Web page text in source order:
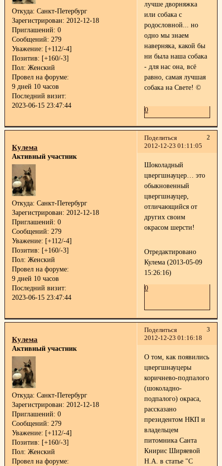
Откуда: Санкт-Петербург
Зарегистрирован: 2012-12-18
Приглашений: 0
Сообщений: 279
Уважение: [+112/-4]
Позитив: [+160/-3]
Пол: Женский
Провел на форуме:
9 дней 10 часов
Последний визит:
2023-06-15 23:47:44
лучше дворняжка
или собака с
родословной... но
одно мы знаем
наверняка, какой бы
ни была наша собака
- для нас она, всё
равно, самая лучшая
собака на Свете! ©
0
Поделиться
2
2012-12-23 01:11:05
Кулема
Активный участник
Откуда: Санкт-Петербург
Зарегистрирован: 2012-12-18
Приглашений: 0
Сообщений: 279
Уважение: [+112/-4]
Позитив: [+160/-3]
Пол: Женский
Провел на форуме:
9 дней 10 часов
Последний визит:
2023-06-15 23:47:44
Шоколадный
цвергшнауцер… это
обыкновенный
цвергшнауцер,
отличающийся от
других своим
окрасом шерсти!
Отредактировано
Кулема (2013-05-09
15:26:16)
0
Поделиться
3
2012-12-23 01:16:18
Кулема
Активный участник
Откуда: Санкт-Петербург
Зарегистрирован: 2012-12-18
Приглашений: 0
Сообщений: 279
Уважение: [+112/-4]
Позитив: [+160/-3]
Пол: Женский
Провел на форуме:
О том, как появились
цвергшнауцеры
коричнево-подпалого
(шоколадно-
подпалого) окраса,
рассказано
президентом НКП и
владельцем
питомника Санта
Книрис Ширяевой
Н.А. в статье "С